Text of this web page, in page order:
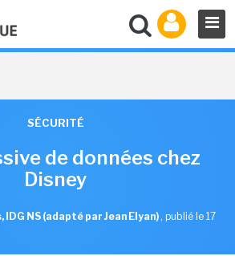
SÉCURITÉ
de données chez
Disney
IDG NS (adapté par Jean Elyan) , publié le 17